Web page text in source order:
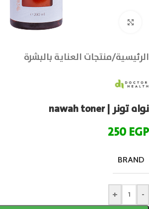
الرئيسية/منتجات العناية بالبشرة
نواه تونر | nawah toner
250EGP
BRAND
-
+